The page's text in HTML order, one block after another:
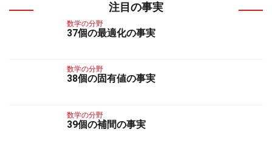
注目の事実
数学の分野
37個の最適化の事実
数学の分野
38個の固有値の事実
数学の分野
39個の補間の事実